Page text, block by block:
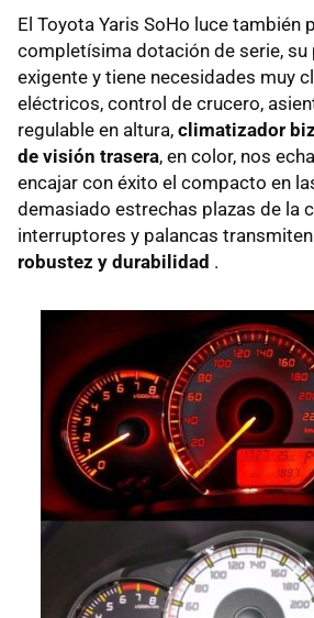
El Toyota Yaris SoHo luce también
completísima dotación de serie,
exigente y tiene necesidades muy
eléctricos, control de crucero,
regulable en altura, climatizador
de visión trasera, en color, nos
encajar con éxito el compacto en
demasiado estrechas plazas de la
interruptores y palancas
robustez y durabilidad .